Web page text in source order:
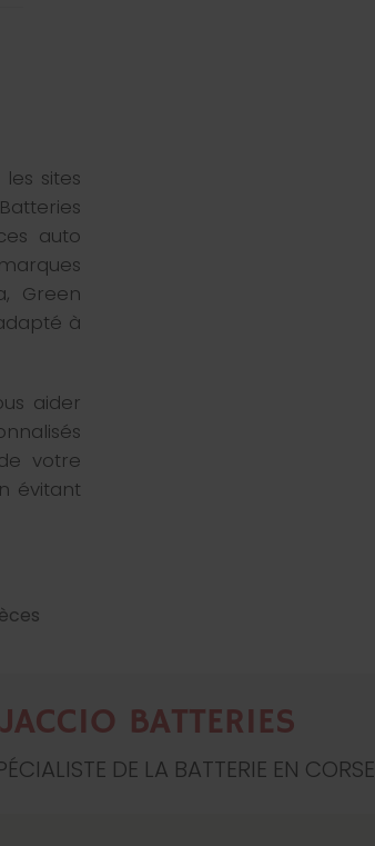
les sites
auto
Green
à
aider
votre
évitant
BATTERIES
DE LA BATTERIE EN CORSE